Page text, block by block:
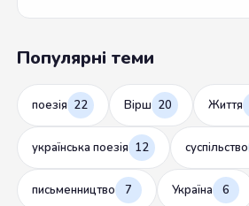
Популярні теми
поезія 22 Вірш 20 Життя
українська поезія 12 суспільство
письменництво 7 Україна 6